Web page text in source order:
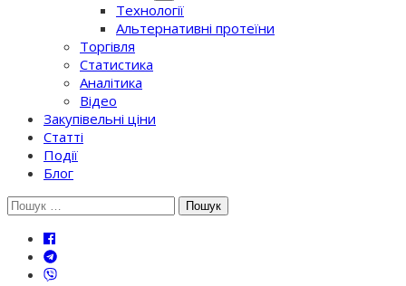
Технології
Альтернативні протеїни
Торгівля
Статистика
Аналітика
Відео
Закупівельні ціни
Статті
Події
Блог
Шукати: